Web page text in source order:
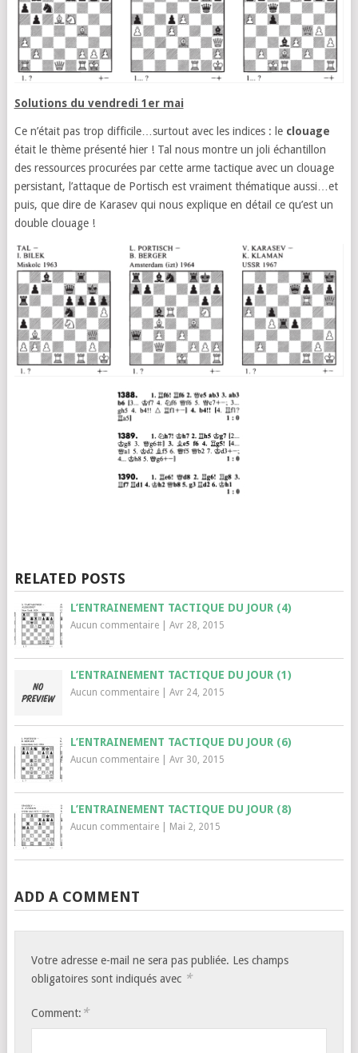
Solutions du vendredi 1er mai
Ce n’était pas trop difficile…surtout avec les indices : le clouage
était le thème présenté hier ! Tal nous montre un joli échantillon
des ressources procurées par cette arme tactique avec un clouage
persistant, l’attaque de Portisch est vraiment thématique aussi…et
puis, que dire de Karasev qui nous explique en détail ce qu’est un
double clouage !
RELATED POSTS
L’ENTRAINEMENT TACTIQUE DU JOUR (4)
Aucun commentaire| Avr 28, 2015
L’ENTRAINEMENT TACTIQUE DU JOUR (1)
Aucun commentaire| Avr 24, 2015
L’ENTRAINEMENT TACTIQUE DU JOUR (6)
Aucun commentaire| Avr 30, 2015
L’ENTRAINEMENT TACTIQUE DU JOUR (8)
Aucun commentaire| Mai 2, 2015
ADD A COMMENT
Votre adresse e-mail ne sera pas publiée. Les champs
obligatoires sont indiqués avec *
Comment: *